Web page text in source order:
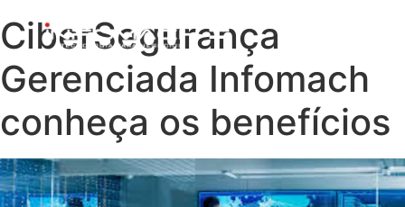
CiberSegurança
Gerenciada Infomach
conheça os benefícios